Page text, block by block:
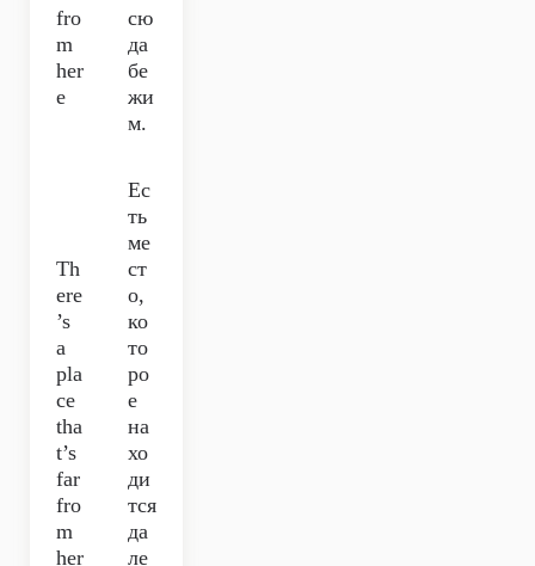
fro
m
her
e
сю
да
бе
жи
м.
Th
ere
’s
a
pla
ce
tha
t’s
far
fro
m
her
Ес
ть
ме
ст
о,
ко
то
ро
е
на
хо
ди
тся
да
ле